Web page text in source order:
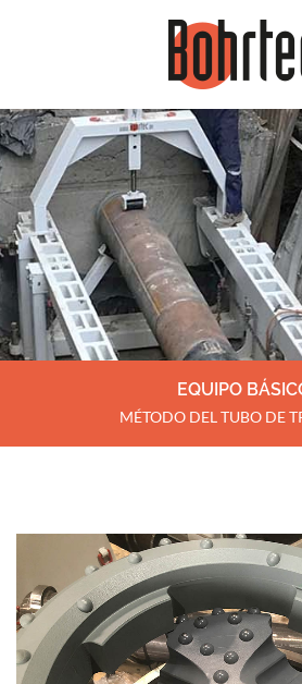
EQUIPO
MÉTODO DEL TUBO DE